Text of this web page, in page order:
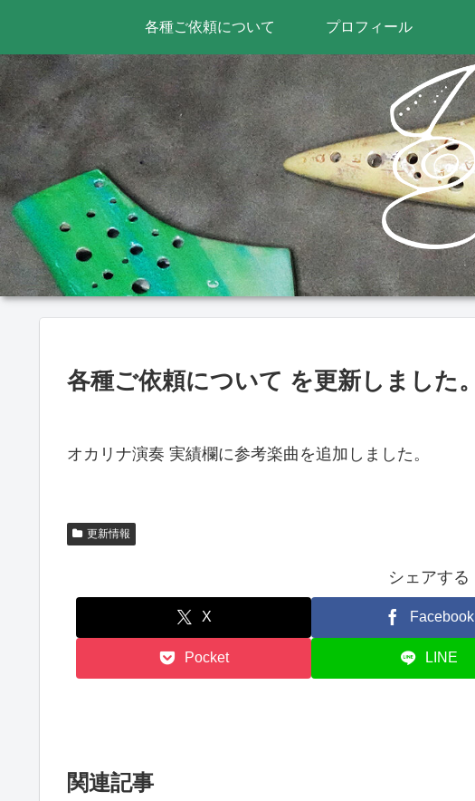
各種ご依頼について プロフィール
各種ご依頼について を更新しました。
オカリナ演奏 実績欄に参考楽曲を追加しました。
更新情報
シェアする
X Facebook
Pocket LINE
関連記事